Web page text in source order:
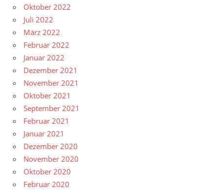
Oktober 2022
Juli 2022
März 2022
Februar 2022
Januar 2022
Dezember 2021
November 2021
Oktober 2021
September 2021
Februar 2021
Januar 2021
Dezember 2020
November 2020
Oktober 2020
Februar 2020